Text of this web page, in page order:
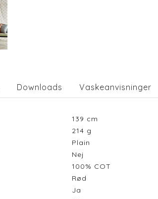
Downloads Vaskeanvisninger
139 cm
214 g
Plain
Nej
100% COT
Rød
Ja